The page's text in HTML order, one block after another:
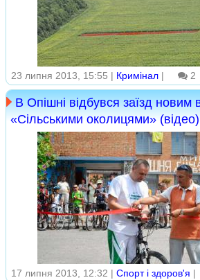
23 липня 2013, 15:55 | Кримінал | 2
В Опішні відбувся заїзд
«Сільськими околицями» (відео)
17 липня 2013, 12:32 | Спорт і здоров'я